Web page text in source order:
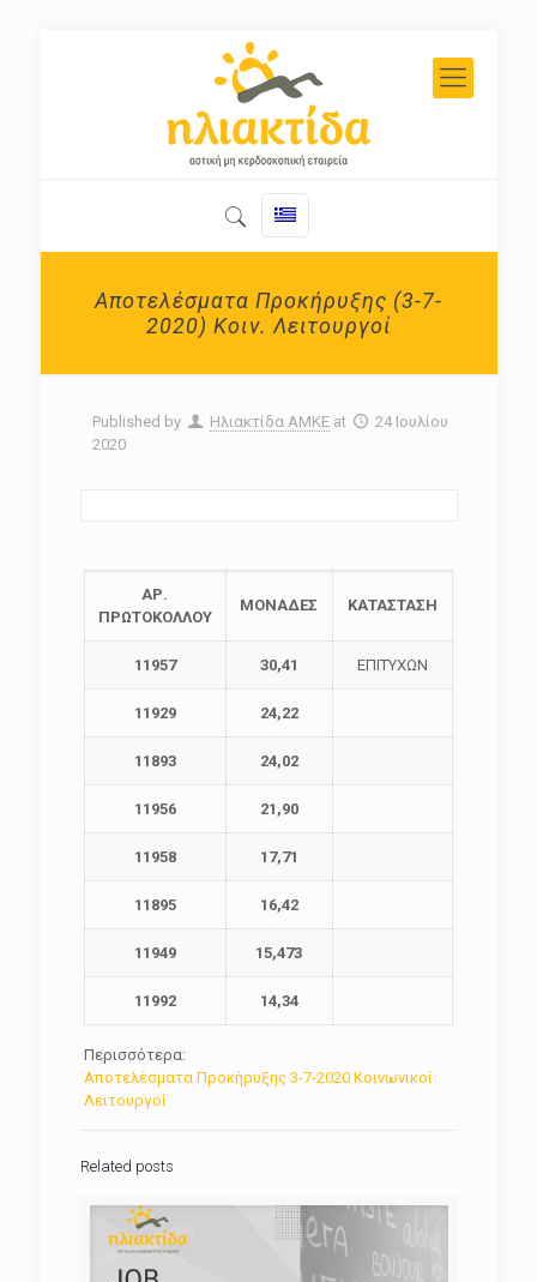
Αποτελέσματα Προκήρυξης (3-7-
2020) Κοιν. Λειτουργοί
Published by Ηλιακτίδα ΑΜΚΕ at
24 Ιουλίου
2020
ΑΡ.
ΠΡΩΤΟΚΟΛΛΟΥ
ΜΟΝΑΔΕΣ ΚΑΤΑΣΤΑΣΗ
11957 30,41 ΕΠΙΤΥΧΩΝ
11929 24,22
11893 24,02
11956 21,90
11958 17,71
11895 16,42
11949 15,473
11992 14,34
Περισσότερα:
Αποτελέσματα Προκήρυξης 3-7-2020 Κοινωνικοί
Λειτουργοί
Related posts